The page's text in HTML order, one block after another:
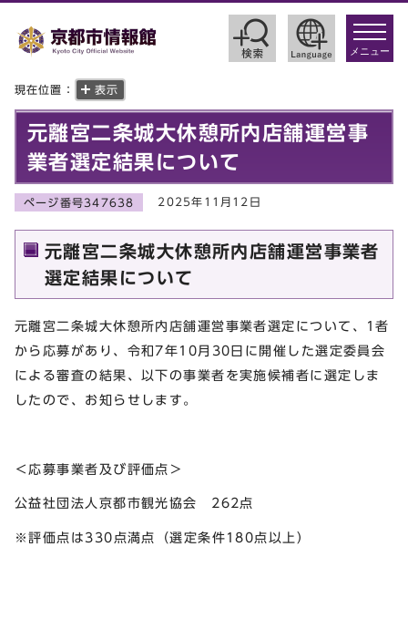
toggle
メニュー
現在位置： 表示
元離宮二条城大休憩所内店舗運営事
業者選定結果について
ページ番号347638 2025年11月12日
元離宮二条城大休憩所内店舗運営事業者
選定結果について
元離宮二条城大休憩所内店舗運営事業者選定について、1者
から応募があり、令和7年10月30日に開催した選定委員会
による審査の結果、以下の事業者を実施候補者に選定しま
したので、お知らせします。
＜応募事業者及び評価点＞
公益社団法人京都市観光協会 262点
※評価点は330点満点（選定条件180点以上）